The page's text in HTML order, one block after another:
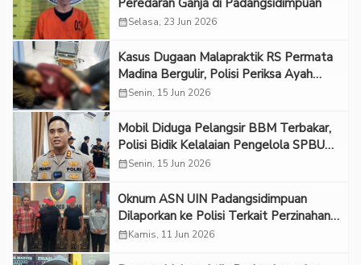
calendar_monthSelasa, 23 Jun 2026
Kasus Dugaan Malapraktik RS Permata
Madina Bergulir, Polisi Periksa Ayah
Korban
calendar_monthSenin, 15 Jun 2026
Mobil Diduga Pelangsir BBM Terbakar,
Polisi Bidik Kelalaian Pengelola SPBU
Saba Purba
calendar_monthSenin, 15 Jun 2026
Oknum ASN UIN Padangsidimpuan
Dilaporkan ke Polisi Terkait Perzinahan
di Hotel
calendar_monthKamis, 11 Jun 2026